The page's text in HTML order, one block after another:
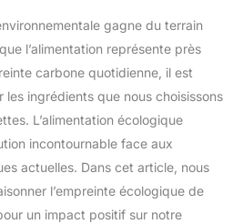
gagne du terrain
l’alimentation représente près
carbone quotidienne, il est
les ingrédients que nous choisissons
L’alimentation écologique
incontournable face aux
actuelles. Dans cet article, nous
l’empreinte écologique de
un impact positif sur notre